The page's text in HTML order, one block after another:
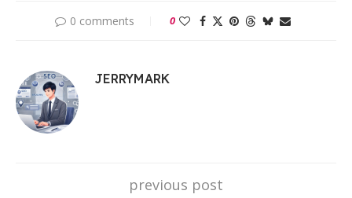
0 comments 0
JERRYMARK
previous post